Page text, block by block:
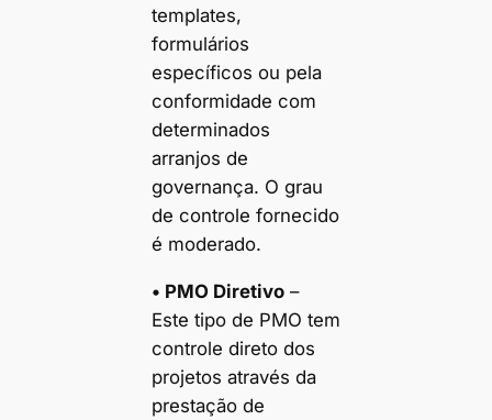
templates,
formulários
específicos ou pela
conformidade com
determinados
arranjos de
governança. O grau
de controle fornecido
é moderado.
• PMO Diretivo–
Este tipo de PMO tem
controle direto dos
projetos através da
prestação de